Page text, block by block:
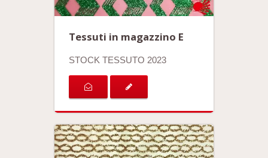
Tessuti in magazzino E
STOCK TESSUTO 2023